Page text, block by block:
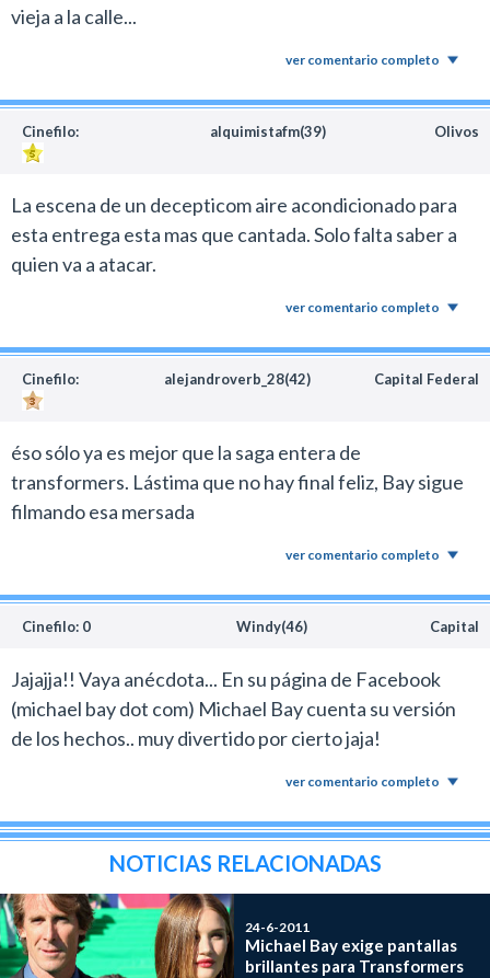
vieja a la calle...
ver comentario completo
Cinefilo: alquimistafm(39) Olivos
La escena de un decepticom aire acondicionado para
esta entrega esta mas que cantada. Solo falta saber a
quien va a atacar.
ver comentario completo
Cinefilo: alejandroverb_28(42) Capital Federal
éso sólo ya es mejor que la saga entera de
transformers. Lástima que no hay final feliz, Bay sigue
filmando esa mersada
ver comentario completo
Cinefilo: 0 Windy(46) Capital
Jajajja!! Vaya anécdota... En su página de Facebook
(michael bay dot com) Michael Bay cuenta su versión
de los hechos.. muy divertido por cierto jaja!
ver comentario completo
NOTICIAS RELACIONADAS
24-6-2011
Michael Bay exige pantallas
brillantes para Transformers